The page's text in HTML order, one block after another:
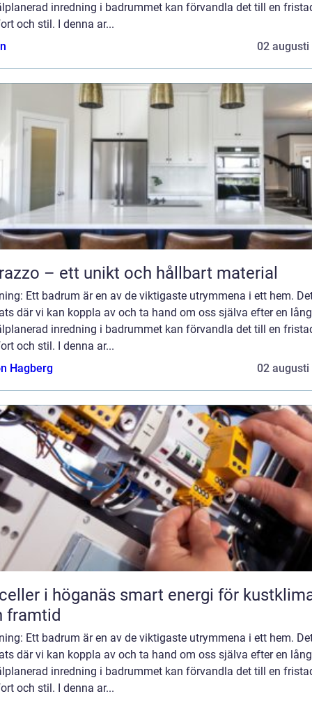
inredning i badrummet kan förvandla det till en
och stil. I denna ar...
02 augusti
– ett unikt och hållbart material
Ett badrum är en av de viktigaste utrymmena i ett hem.
där vi kan koppla av och ta hand om oss själva efter en
inredning i badrummet kan förvandla det till en
och stil. I denna ar...
Hagberg
02 augusti
höganäs smart energi för kustklimat
framtid
Ett badrum är en av de viktigaste utrymmena i ett hem.
där vi kan koppla av och ta hand om oss själva efter en
inredning i badrummet kan förvandla det till en
och stil. I denna ar...